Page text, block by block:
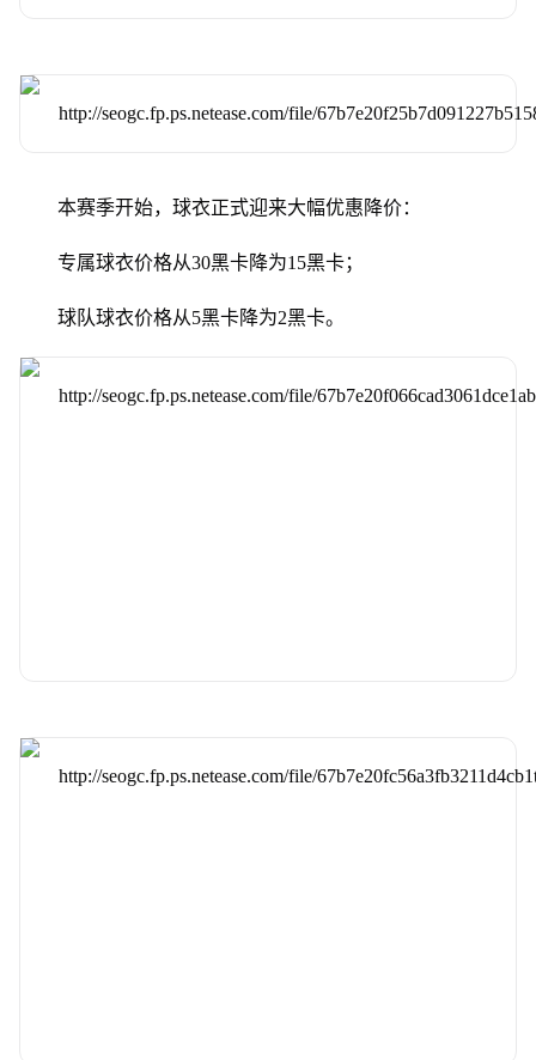
本赛季开始，球衣正式迎来大幅优惠降价：
专属球衣价格从30黑卡降为15黑卡；
球队球衣价格从5黑卡降为2黑卡。